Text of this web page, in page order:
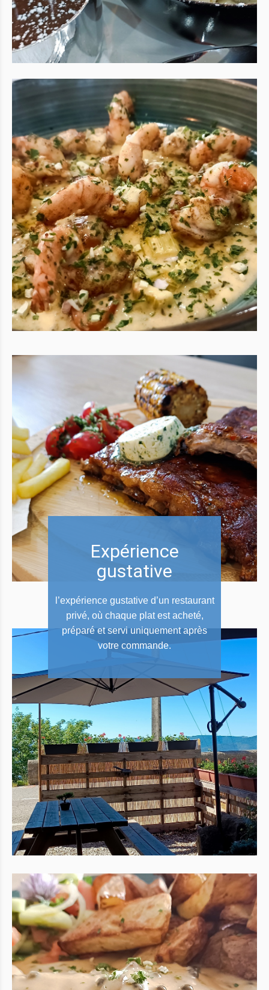
Expérience
gustative
l’expérience gustative d’un restaurant
privé, où chaque plat est acheté,
préparé et servi uniquement après
votre commande.